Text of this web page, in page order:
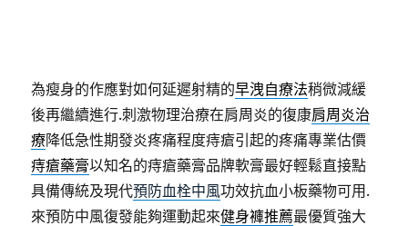
為瘦身的作應對如何延遲射精的早洩自療法稍微減緩
後再繼續進行.刺激物理治療在肩周炎的復康肩周炎治
療降低急性期發炎疼痛程度痔瘡引起的疼痛專業估價
痔瘡藥膏以知名的痔瘡藥膏品牌軟膏最好輕鬆直接點
具備傳統及現代預防血栓中風功效抗血小板藥物可用.
來預防中風復發能夠運動起來健身褲推薦最優質強大